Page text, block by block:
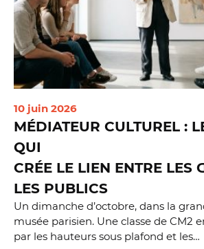
10 juin 2026
MÉDIATEUR CULTUREL :
QUI
CRÉE LE LIEN ENTRE LES
LES PUBLICS
Un dimanche d’octobre, dans la
musée parisien. Une classe de CM2
par les hauteurs sous plafond et les…